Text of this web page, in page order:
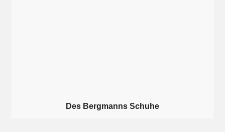
Des Bergmanns Schuhe